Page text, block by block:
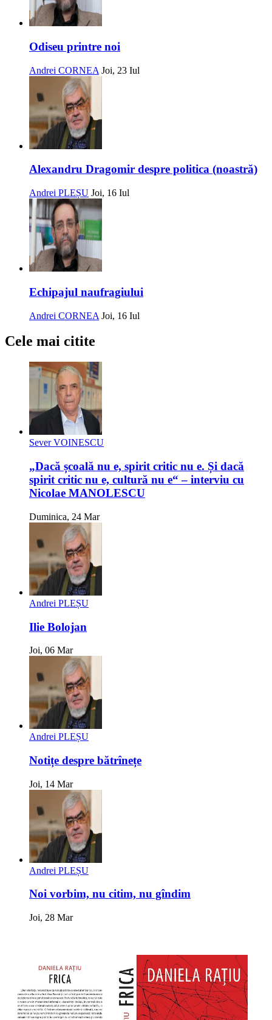
Odiseu printre noi
Andrei CORNEA Joi, 23 Iul
Alexandru Dragomir despre politica (noastră)
Andrei PLEȘU Joi, 16 Iul
Echipajul naufragiului
Andrei CORNEA Joi, 16 Iul
Cele mai citite
Sever VOINESCU
„Dacă școală nu e, spirit critic nu e. Și dacă
spirit critic nu e, cultură nu e“ – interviu cu
Nicolae MANOLESCU
Duminica, 24 Mar
Andrei PLEȘU
Ilie Bolojan
Joi, 06 Mar
Andrei PLEȘU
Notițe despre bătrînețe
Joi, 14 Mar
Andrei PLEȘU
Noi vorbim, nu citim, nu gîndim
Joi, 28 Mar